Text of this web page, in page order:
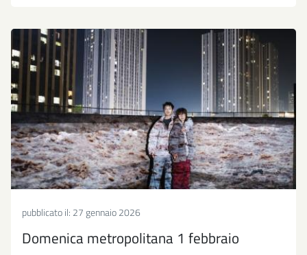
pubblicato il: 27 gennaio 2026
Domenica metropolitana 1 febbraio